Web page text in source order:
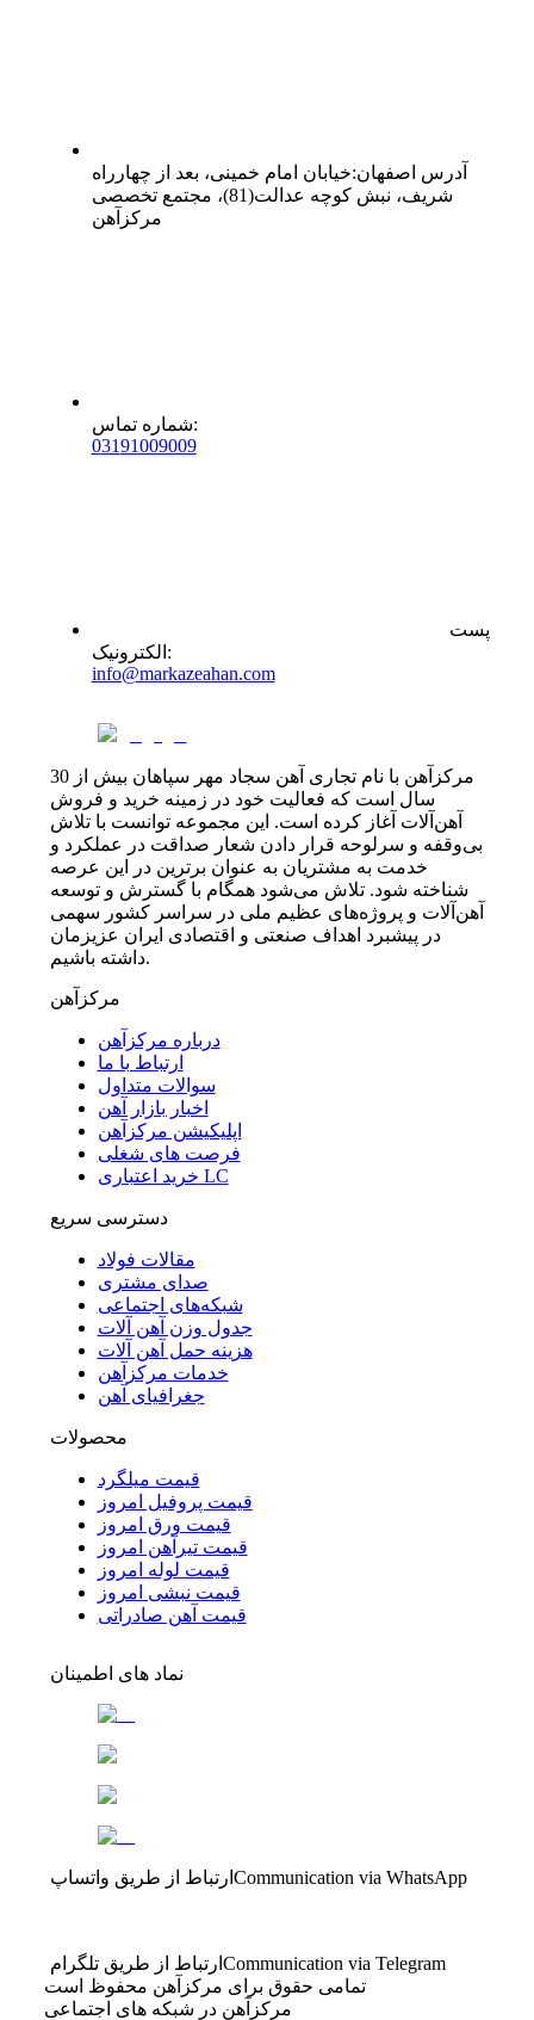
آدرس اصفهان:خیابان امام خمینی، بعد از چهارراه
شریف، نبش کوچه عدالت(81)، مجتمع تخصصی
مرکزآهن
شماره تماس:
03191009009
پست
الکترونیک :
info@markazeahan.com
مرکزآهن با نام تجاری آهن سجاد مهر سپاهان بیش از 30
سال است که فعالیت خود در زمینه خرید و فروش
آهن‌آلات آغاز کرده است. این مجموعه توانست با تلاش
بی‌وقفه و سرلوحه قرار دادن شعار صداقت در عملکرد و
خدمت به مشتریان به عنوان برترین در این عرصه
شناخته شود. تلاش می‌شود همگام با گسترش و توسعه
آهن‌آلات و پروژه‌های عظیم ملی در سراسر کشور سهمی
در پیشبرد اهداف صنعتی و اقتصادی ایران عزیزمان
داشته باشیم.
مرکزآهن
درباره مرکزآهن
ارتباط با ما
سوالات متداول
اخبار بازار آهن
اپلیکیشن مرکزآهن
فرصت های شغلی
خرید اعتباری LC
دسترسی سریع
مقالات فولاد
صدای مشتری
شبکه‌های اجتماعی
جدول وزن آهن آلات
هزینه حمل آهن آلات
خدمات مرکزآهن
جغرافیای آهن
محصولات
قیمت میلگرد
قیمت پروفیل امروز
قیمت ورق امروز
قیمت تیرآهن امروز
قیمت لوله امروز
قیمت نبشی امروز
قیمت آهن صادراتی
نماد های اطمینان
ارتباط از طریق واتساپ Communication via WhatsApp
ارتباط از طریق تلگرام Communication via Telegram
تمامی حقوق برای مرکزآهن محفوظ است
مرکزآهن در شبکه های اجتماعی